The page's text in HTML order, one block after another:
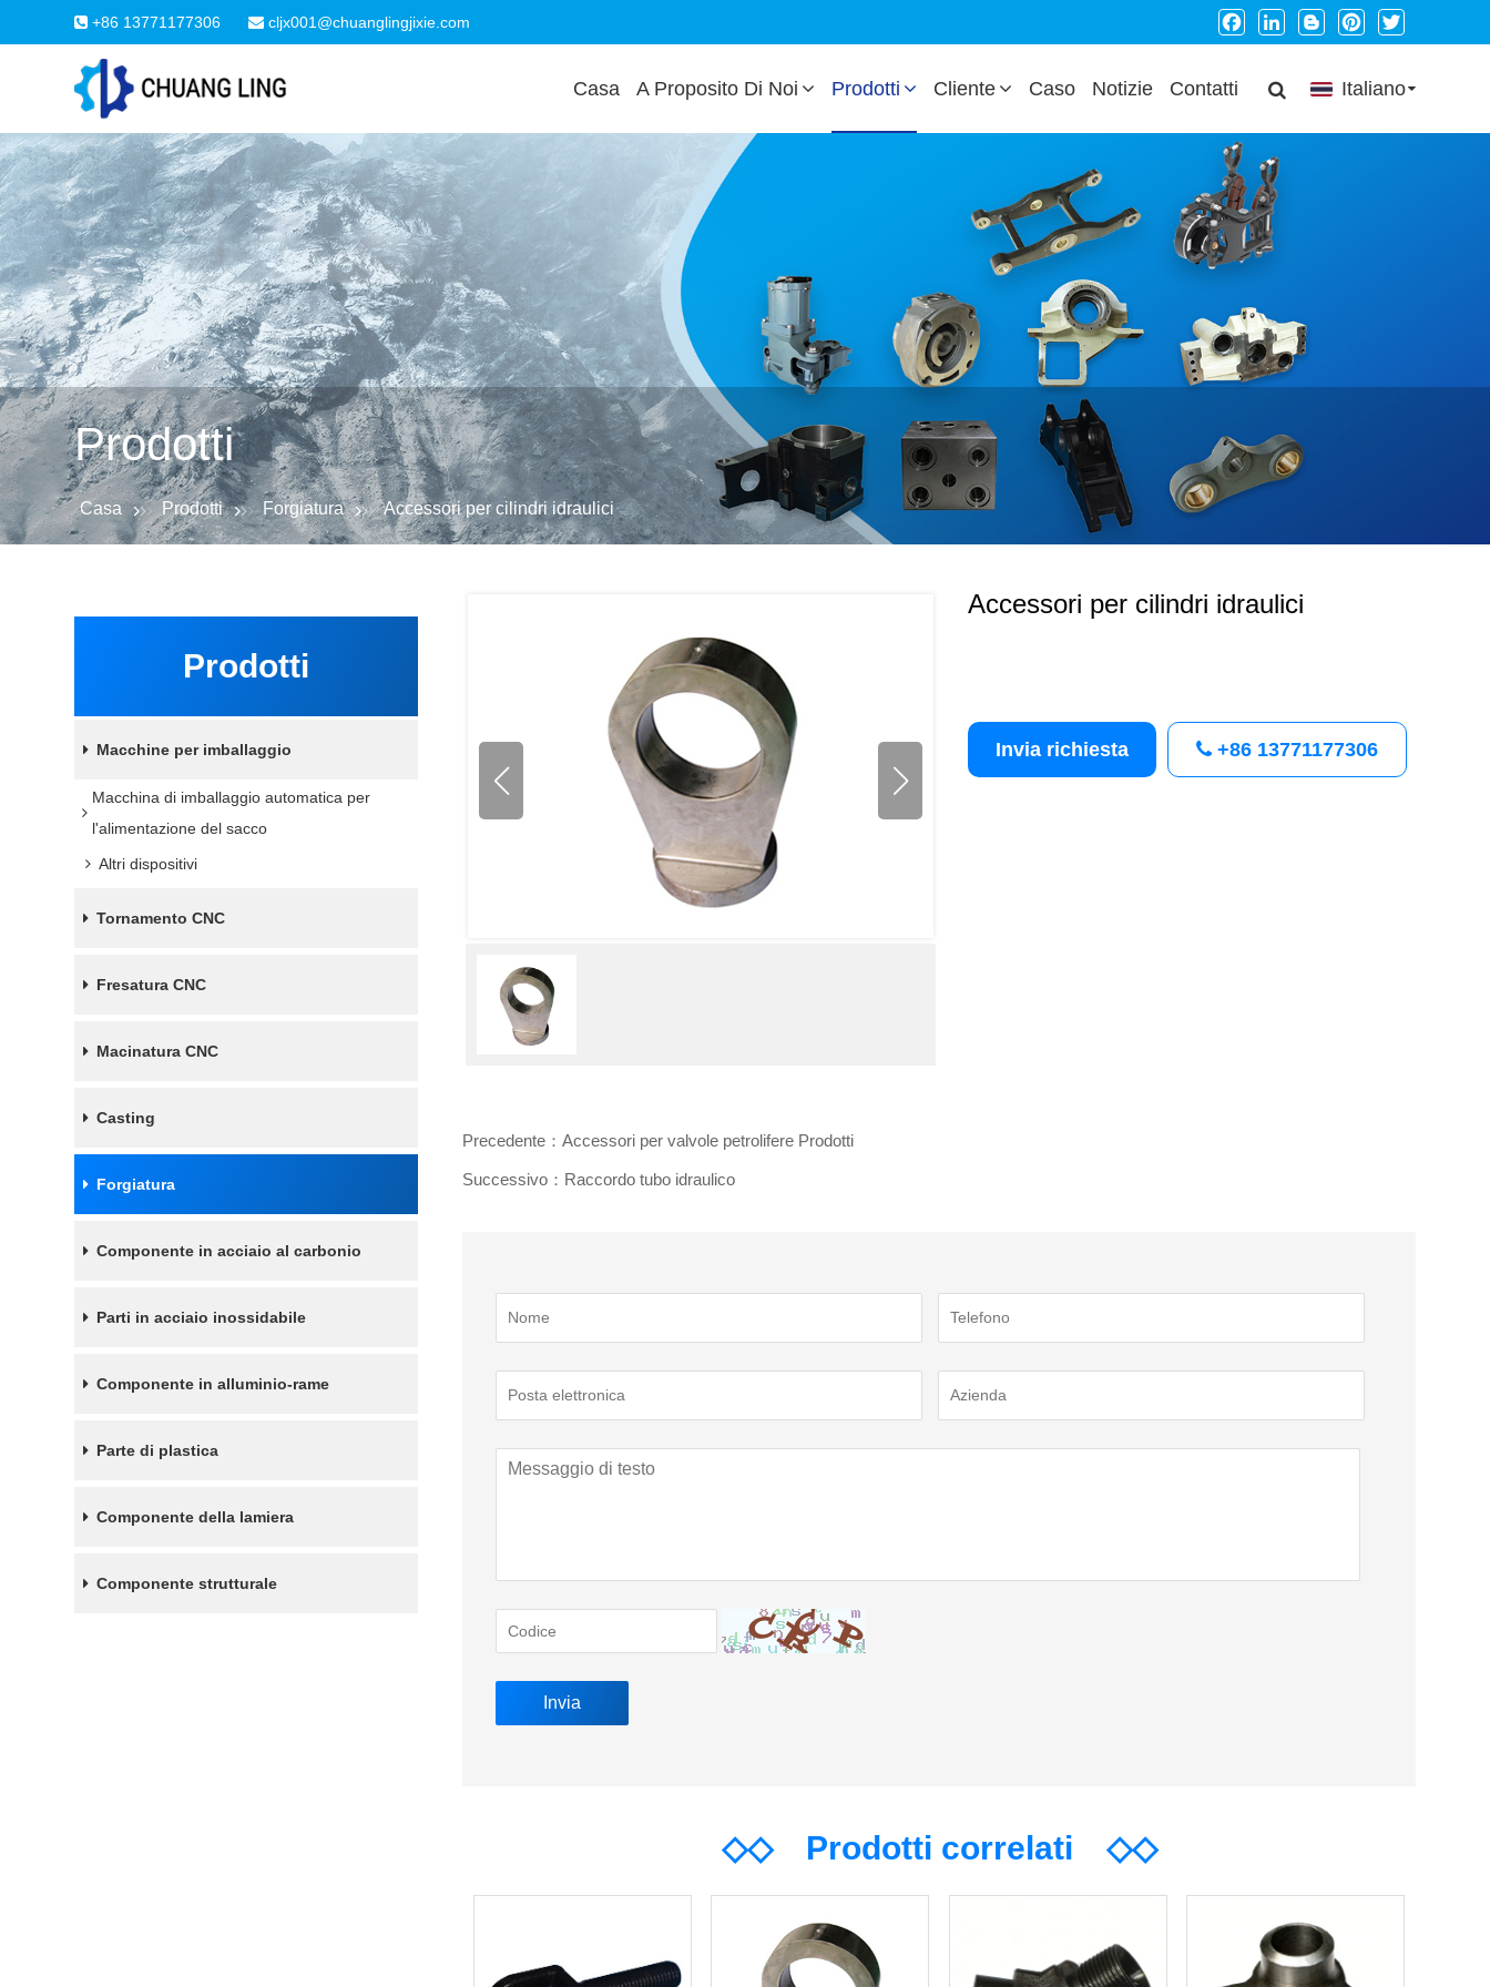
+86 13771177306 cljx001@chuanglingjixie.com Facebook
LinkedInBloggerPinterestTwitter
Casa A Proposito Di Noi Prodotti Cliente Caso Notizie Contatti Italiano
Prodotti
Casa Prodotti Forgiatura Accessori per cilindri idraulici
Prodotti
Macchine per imballaggio
Macchina di imballaggio automatica per
l'alimentazione del sacco
Altri dispositivi
Tornamento CNC
Fresatura CNC
Macinatura CNC
Casting
Forgiatura
Componente in acciaio al carbonio
Parti in acciaio inossidabile
Componente in alluminio-rame
Parte di plastica
Componente della lamiera
Componente strutturale
Accessori per cilindri idraulici
Invia richiesta +86 13771177306
Precedente：Accessori per valvole petrolifere Prodotti
Successivo：Raccordo tubo idraulico
◇◇Prodotti correlati ◇◇